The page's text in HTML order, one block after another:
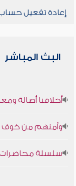
إعادة تفعيل
البث المباشر
أخلاقنا أصالة
وأمنهم من خوف 9
سلسلة محاضرات